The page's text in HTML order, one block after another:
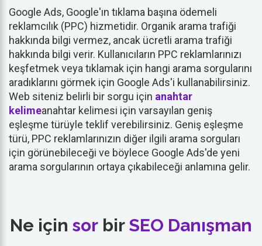
Google Ads, Google'ın tıklama başına ödemeli
reklamcılık (PPC) hizmetidir. Organik arama trafiği
hakkında bilgi vermez, ancak ücretli arama trafiği
hakkında bilgi verir. Kullanıcıların PPC reklamlarınızı
keşfetmek veya tıklamak için hangi arama sorgularını
aradıklarını görmek için Google Ads'i kullanabilirsiniz.
Web siteniz belirli bir sorgu için anahtar
kelimeanahtar kelimesi için varsayılan geniş
eşleşme türüyle teklif verebilirsiniz. Geniş eşleşme
türü, PPC reklamlarınızın diğer ilgili arama sorguları
için görünebileceği ve böylece Google Ads'de yeni
arama sorgularının ortaya çıkabileceği anlamına gelir.
Ne için sor bir SEO Danışman